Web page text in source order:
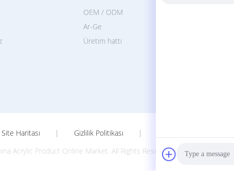
Üretim hattı
OEM / ODM
Ar-Ge
Site Haritası | Gizlilik Politikası
|
Acrylic Product Online Market. All Rights Reserved. Developed byECER